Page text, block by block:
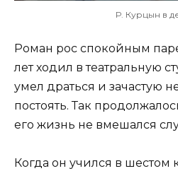
Р. Курцын в
Роман рос спокойным
лет ходил в театральную
умел драться и зачастую
постоять. Так
его жизнь не вмешался
Когда он учился в шестом